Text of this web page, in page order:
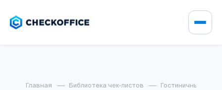
Главная Библиотека чек-листов Гостиничный